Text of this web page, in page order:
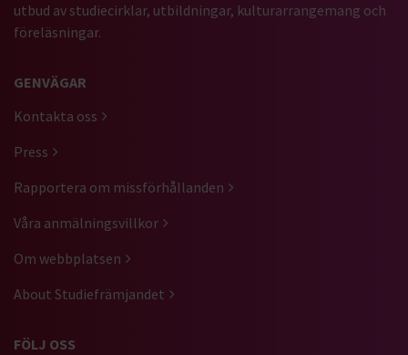
utbud av studiecirklar, utbildningar, kulturarrangemang och
föreläsningar.
GENVÄGAR
Kontakta oss
Press
Rapportera om missförhållanden
Våra anmälningsvillkor
Om webbplatsen
About Studiefrämjandet
FÖLJ OSS